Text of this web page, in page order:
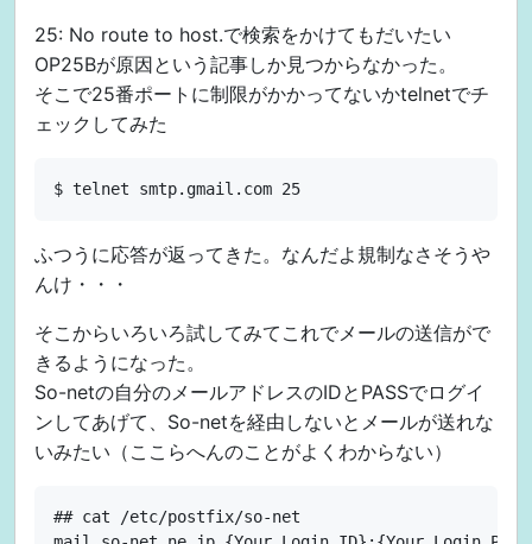
25: No route to host.で検索をかけてもだいたい
OP25Bが原因という記事しか見つからなかった。
そこで25番ポートに制限がかかってないかtelnetでチ
ェックしてみた
ふつうに応答が返ってきた。なんだよ規制なさそうや
んけ・・・
そこからいろいろ試してみてこれでメールの送信がで
きるようになった。
So-netの自分のメールアドレスのIDとPASSでログイ
ンしてあげて、So-netを経由しないとメールが送れな
いみたい（ここらへんのことがよくわからない）
## cat /etc/postfix/so-net